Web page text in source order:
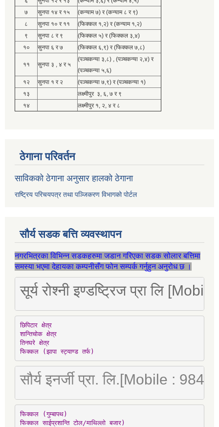
७
सुनपा १४ र १५
(कन्याम ७) र (कन्याम ८ र ९)
८
सुनपा १० र ११
(फिक्कल १,२) र (कन्याम १,२)
९
सुनपा ८ र ९
(फिक्कल ५) र (फिक्कल ३,४)
१०
सुनपा ६ र ७ (फिक्कल ६,९) र (फिक्कल ७,८)
११ सुनपा ३ , ४ र ५
(पञ्चकन्या ३,८) , (पञ्चकन्या २,४) र
(पञ्चकन्या ५,६)
१२
सुनपा १ र २
(पञ्चकन्या ७,९) र (पञ्चकन्या १)
१३
लक्ष्मीपुर ३, ६, ७ र ९
१४
लक्ष्मीपुर १, २, ४ र ८
ठेगाना परिवर्तन
साविकको ठेगाना अनुसार हालको ठेगाना
राष्ट्रिय परिचयपत्र तथा पञ्जिकरण विभागको पोर्टल
सौर्य सडक बत्ति व्यवस्थापन
नगरभित्रका विभिन्न सडकहरुमा जडान गरिएका सडक सोलार बत्तिमा
समस्या भएमा देहायका कम्पनीसँग फोन सम्पर्क गर्नुहुन अनुरोध छ ।
सूर्य रोश्नी इण्डष्ट्रिज प्रा लि
छिपिटार क्षेत्र
शान्तिचोक क्षेत्र
तिनघरे क्षेत्र
फिक्कल (झापा स्ट्याण्ड तर्फ)
सौर्य इनर्जी प्रा. लि.[Mobile :
फिक्कल (गुम्बापथ)
फिक्कल साईप्रशान्ति टोल/माथिल्लो बजार)